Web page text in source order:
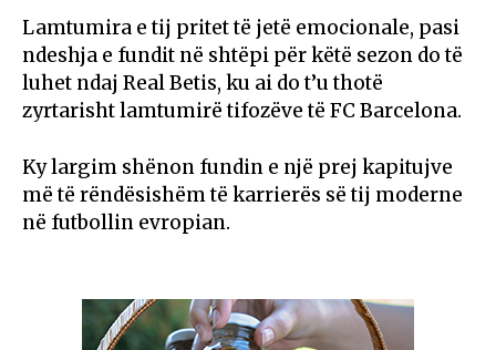
Lamtumira e tij pritet të jetë emocionale, pasi
ndeshja e fundit në shtëpi për këtë sezon do të
luhet ndaj Real Betis, ku ai do t’u thotë
zyrtarisht lamtumirë tifozëve të FC Barcelona.
Ky largim shënon fundin e një prej kapitujve
më të rëndësishëm të karrierës së tij moderne
në futbollin evropian.